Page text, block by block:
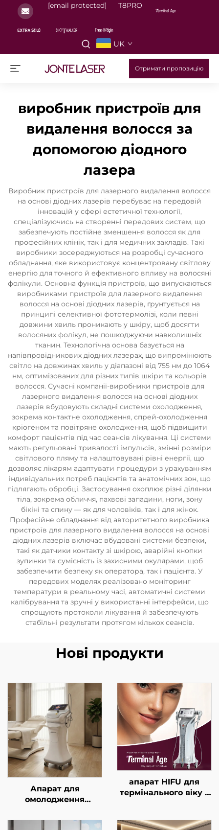
[email protected] T8PRO
UK
Отримати пропозицію
виробник пристроїв для
видалення волосся за
допомогою діодного
лазера
Виробник пристроїв для лазерного видалення волосся
на основі діодних лазерів перебуває на передовій
інновацій у сфері естетичної технології,
спеціалізуючись на створенні передових систем, що
забезпечують постійне зменшення волосся як для
професійних клінік, так і для медичних закладів. Такі
виробники зосереджуються на розробці сучасного
обладнання, яке використовує концентровану світлову
енергію для точного й ефективного впливу на волосяні
фолікули. Основна функція пристроїв, що випускаються
виробниками пристроїв для лазерного видалення
волосся на основі діодних лазерів, ґрунтується на
принципі селективної фототермолізі, коли певні
довжини хвиль проникають у шкіру, щоб досягти
волосяних фолікул, не пошкоджуючи навколишніх
тканин. Технологічна основа базується на
напівпровідникових діодних лазерах, що випромінюють
світло на довжинах хвиль у діапазоні від 755 нм до 1064
нм, оптимізованих для різних типів шкіри та кольорів
волосся. Сучасні компанії-виробники пристроїв для
лазерного видалення волосся на основі діодних
лазерів вбудовують складні системи охолодження,
зокрема контактне охолодження, спрей-охолодження
кріогеном та повітряне охолодження, щоб підвищити
комфорт пацієнтів під час сеансів лікування. Ці системи
мають регульовані тривалості імпульсів, змінні розміри
світлового пляму та налаштовувані рівні енергії, що
дозволяє лікарям адаптувати процедури з урахуванням
індивідуальних потреб пацієнтів та анатомічних зон, що
підлягають обробці. Застосування охоплює різні ділянки
тіла, зокрема обличчя, пахвові западини, ноги, зону
бікіні та спину — як для чоловіків, так і для жінок.
Професійне обладнання від авторитетного виробника
пристроїв для лазерного видалення волосся на основі
діодних лазерів включає вбудовані системи безпеки,
такі як датчики контакту зі шкірою, аварійні кнопки
зупинки та сумісність із захисними окулярами, щоб
забезпечити безпеку як оператора, так і пацієнта. У
передових моделях реалізовано моніторинг
температури в реальному часі, автоматичні системи
калібрування та зручні у використанні інтерфейси, що
спрощують протоколи лікування й забезпечують
стабільні результати протягом кількох сеансів.
Нові продукти
Апарат для
омолодження
мікроголковим RF-
апарат HIFU для
термінального віку з
підтягування